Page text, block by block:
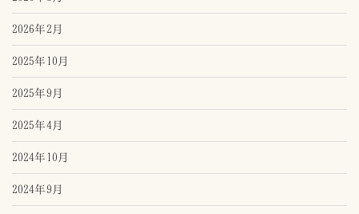
2026年2月
2025年10月
2025年9月
2025年4月
2024年10月
2024年9月